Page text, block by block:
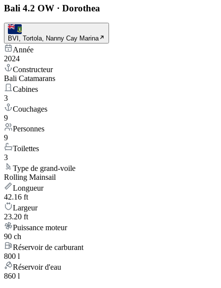
Bali 4.2 OW · Dorothea
BVI, Tortola, Nanny Cay Marina
Année
2024
Constructeur
Bali Catamarans
Cabines
3
Couchages
9
Personnes
9
Toilettes
3
Type de grand-voile
Rolling Mainsail
Longueur
42.16 ft
Largeur
23.20 ft
Puissance moteur
90 ch
Réservoir de carburant
800 l
Réservoir d'eau
860 l